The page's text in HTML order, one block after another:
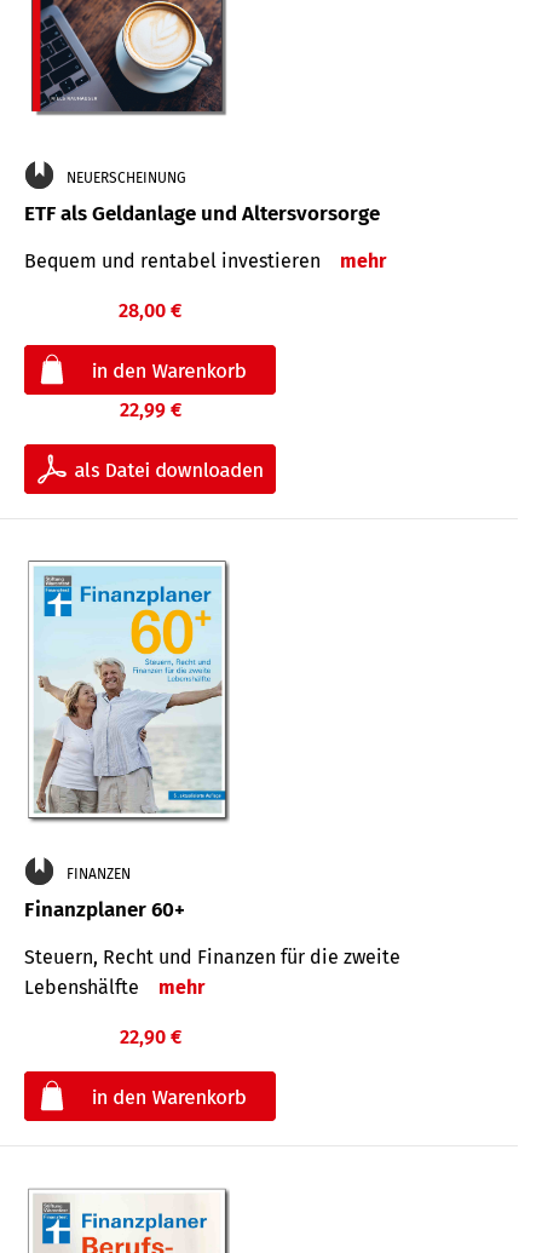
NEUERSCHEINUNG
ETF als Geldanlage und Altersvorsorge
Bequem und rentabel investieren mehr
28,00 €
22,99 €
FINANZEN
Finanzplaner 60+
Steuern, Recht und Finanzen für die zweite
Lebenshälfte
mehr
22,90 €